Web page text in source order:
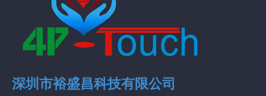
深圳市裕盛昌科技有限公司